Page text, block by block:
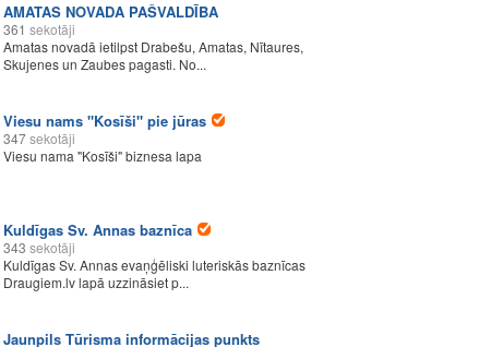
AMATAS NOVADA PAŠVALDĪBA
361 sekotāji
Amatas novadā ietilpst Drabešu, Amatas, Nītaures,
Skujenes un Zaubes pagasti. No...
Viesu nams "Kosīši" pie jūras
347sekotāji
Viesu nama "Kosīši" biznesa lapa
Kuldīgas Sv. Annas baznīca
343 sekotāji
Kuldīgas Sv. Annas evaņģēliski luteriskās baznīcas
Draugiem.lv lapā uzzināsiet p...
Jaunpils Tūrisma informācijas punkts